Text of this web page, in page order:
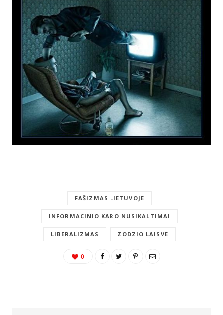
FAŠIZMAS LIETUVOJE
INFORMACINIO KARO NUSIKALTIMAI
LIBERALIZMAS ZODZIO LAISVE
0